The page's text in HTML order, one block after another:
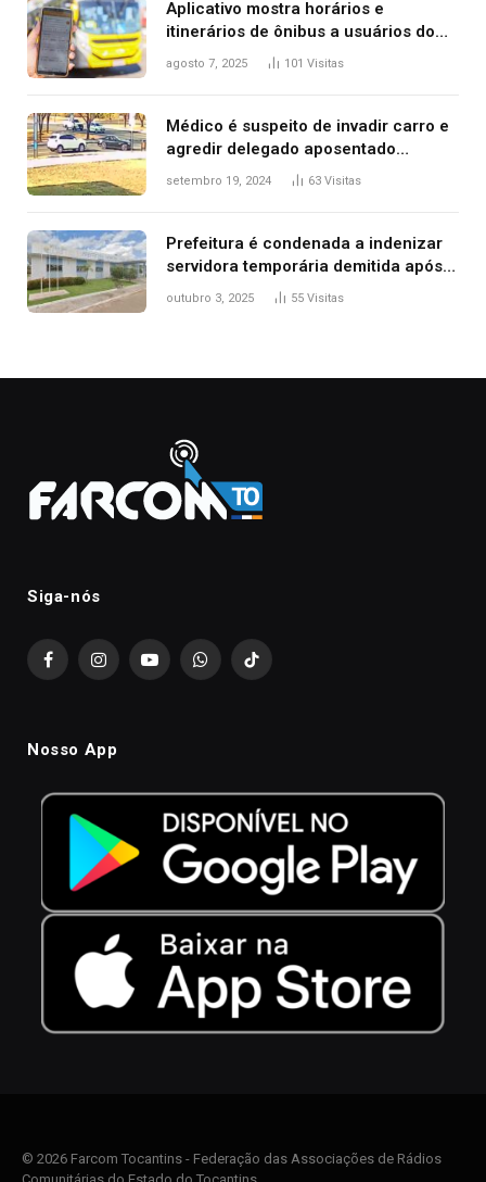
Aplicativo mostra horários e
itinerários de ônibus a usuários do
transporte público de Palmas; confira
agosto 7, 2025 101 Visitas
Médico é suspeito de invadir carro e
agredir delegado aposentado
durante confusão no trânsito
setembro 19, 2024 63 Visitas
Prefeitura é condenada a indenizar
servidora temporária demitida após
nascimento da filha
outubro 3, 2025 55 Visitas
Siga-nós
FacebookInstagramYouTubeWhatsAppTikTok
Nosso App
© 2026 Farcom Tocantins - Federação das Associações de Rádios